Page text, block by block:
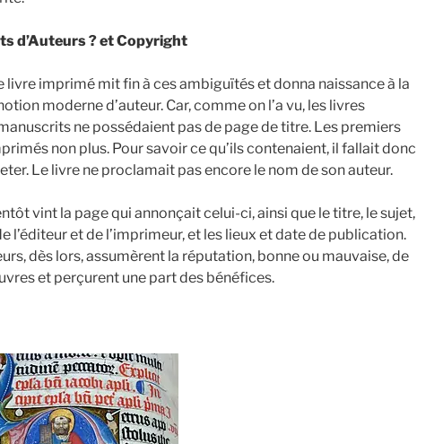
d’Auteurs ?et Copyright
livre imprimé mit fin à ces ambiguïtés et donna naissance à la
moderne d’auteur. Car, comme on l’a vu, les livres
ne possédaient pas de page de titre. Les premiers
non plus. Pour savoir ce qu’ils contenaient, il fallait donc
Le livre ne proclamait pas encore le nom de son auteur.
vint la page qui annonçait celui-ci, ainsi que le titre, le sujet,
l’éditeur et de l’imprimeur, et les lieux et date de publication.
dès lors, assumèrent la réputation, bonne ou mauvaise, de
et perçurent une part des bénéfices.